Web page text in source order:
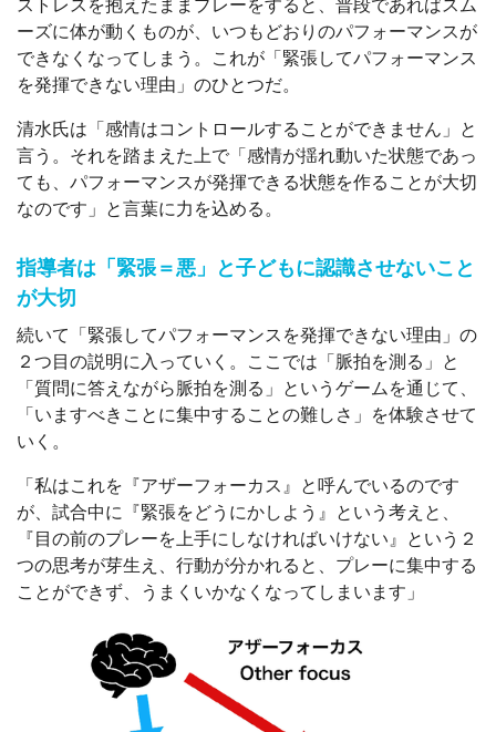
ストレスを抱えたままプレーをすると、普段であればスム
ーズに体が動くものが、いつもどおりのパフォーマンスが
できなくなってしまう。これが「緊張してパフォーマンス
を発揮できない理由」のひとつだ。
清水氏は「感情はコントロールすることができません」と
言う。それを踏まえた上で「感情が揺れ動いた状態であっ
ても、パフォーマンスが発揮できる状態を作ることが大切
なのです」と言葉に力を込める。
指導者は「緊張＝悪」と子どもに認識させないこと
が大切
続いて「緊張してパフォーマンスを発揮できない理由」の
２つ目の説明に入っていく。ここでは「脈拍を測る」と
「質問に答えながら脈拍を測る」というゲームを通じて、
「いますべきことに集中することの難しさ」を体験させて
いく。
「私はこれを『アザーフォーカス』と呼んでいるのです
が、試合中に『緊張をどうにかしよう』という考えと、
『目の前のプレーを上手にしなければいけない』という２
つの思考が芽生え、行動が分かれると、プレーに集中する
ことができず、うまくいかなくなってしまいます」